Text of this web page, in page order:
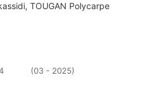
TOUGAN Polycarpe
(03 - 2025)